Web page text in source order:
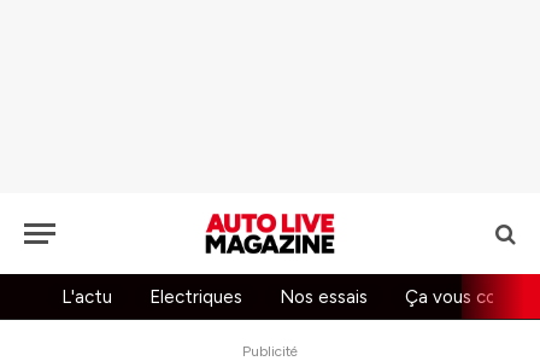
L'actu Electriques Nos essais Ça vous
Publicité